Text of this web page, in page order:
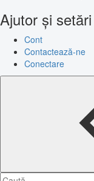
Ajutor și setări
Cont
Contactează-ne
Conectare